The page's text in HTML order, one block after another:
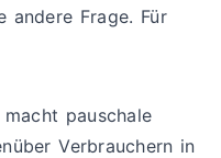
andere Frage. Für
macht pauschale
Verbrauchern in